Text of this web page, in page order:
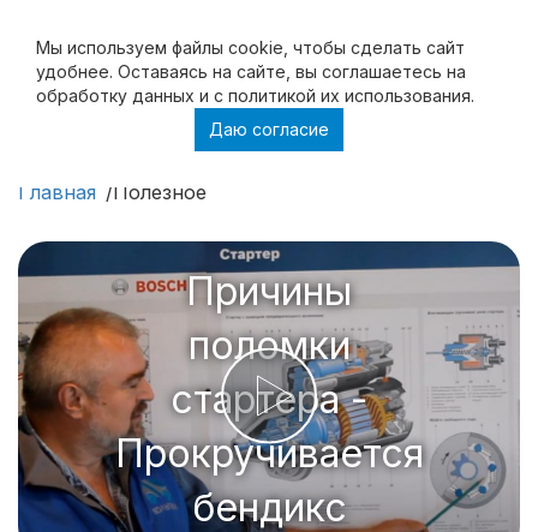
Мы используем файлы cookie, чтобы cделать сайт
удобнее. Оставаясь на сайте, вы соглашаетесь на
обработку данных и с политикой их использования.
Даю согласие
Главная Полезное
Причины
поломки
стартера -
Прокручивается
бендикс